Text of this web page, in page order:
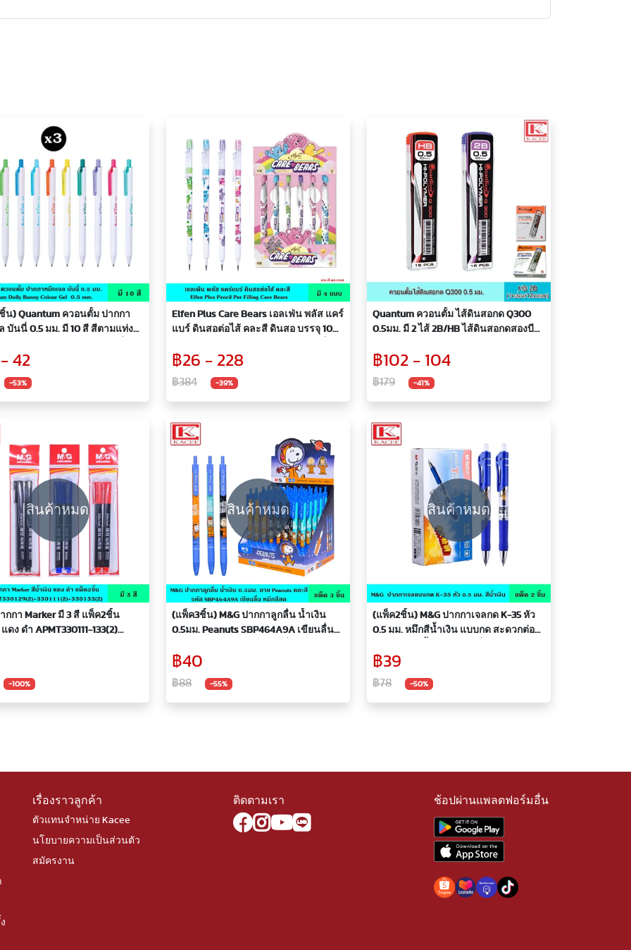
น) Quantum ควอนตั้ม ปากกา
บันนี่ 0.5 มม. มี 10 สี สีตามแท่ง
ย่างดี ไม่เลอะง่าย Daiichi
42
-53%
Elfen Plus Care Bears เอลเฟ่น พลัส แคร์
แบร์ ดินสอต่อไส้ คละสี ดินสอ บรรจุ 10
ปลายแท่ง ลิขสิทธิ์แท้ ปลอกพลาสติกมี
฿26 - 228
฿384 -39%
Quantum ควอนตั้ม ไส้ดินสอกด Q300
0.5มม. มี 2 ไส้ 2B/HB ไส้ดินสอกดสองบี
มม.
฿102 - 104
฿179 -41%
สินค้าหมด
ากกา Marker มี 3 สี แพ็ค2ชิ้น
ดง ดำ APMT330111-133(2)
-100%
สินค้าหมด
(แพ็ค3ชิ้น) M&G ปากกาลูกลื่น น้ำเงิน
0.5มม. Peanuts SBP464A9A เขียนลื่น
จี฿40
฿88 -55%
สินค้าหมด
(แพ็ค2ชิ้น) M&G ปากกาเจลกด K-35 หัว
0.5 มม. หมึกสีน้ำเงิน แบบกด สะดวกต่อ
นุ่มสบายมือ ปากกา ปากกาเจล ปากกา
฿39
฿78 -50%
เรื่องราวลูกค้า
ตัวแทนจำหน่าย Kacee
นโยบายความเป็นส่วนตัว
สมัครงาน
ติดตามเรา ช้อปผ่านแพลตฟอร์มอื่น